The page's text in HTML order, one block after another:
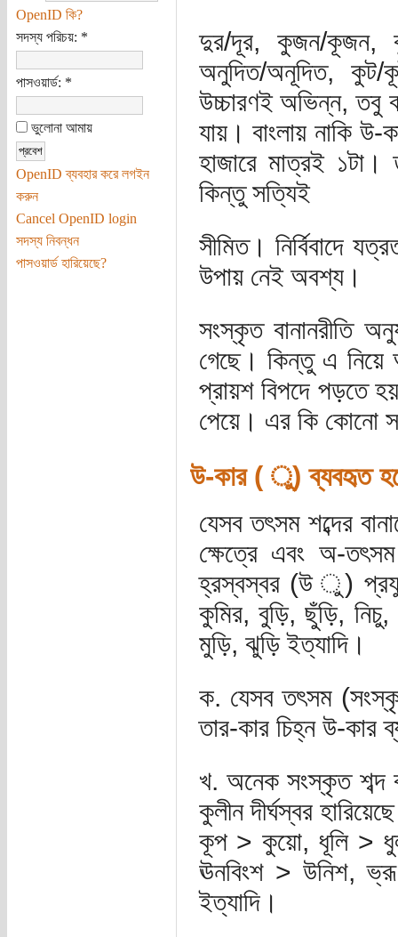
OpenID কি?
সদস্য পরিচয়: *
পাসওয়ার্ড: *
ভুলোনা আমায়
OpenID ব্যবহার করে লগইন
করুন
Cancel OpenID login
সদস্য নিবন্ধন
পাসওয়ার্ড হারিয়েছে?
দুর/দূর, কুজন/কূজন,
অনুদিত/অনূদিত, কুট/
উচ্চারণই অভিন্ন, তবু
যায়। বাংলায় নাকি
হাজারে মাত্রই
কিন্তু সত্যিই
সীমিত। নির্বিবাদে
উপায় নেই অবশ্য।
সংস্কৃত বানানরীতি
গেছে। কিন্তু এ
প্রায়শ বিপদে পড়তে
পেয়ে। এর কি কোনো
উ-কার (‍ ‍ু) ব্যবহৃত
যেসব তৎসম শব্দের
ক্ষেত্রে এবং অ-
হ্রস্বস্বর (উ ‍ু)
কুমির, বুড়ি, ছুঁড়ি,
মুড়ি, ঝুড়ি ইত্যাদি।
ক. যেসব তৎসম
তার-কার চিহ্ন উ-কার
খ. অনেক সংস্কৃত শব্দ
কুলীন দীর্ঘস্বর
কূপ > কুয়ো, ধূলি >
ঊনবিংশ > উনিশ,
ইত্যাদি।